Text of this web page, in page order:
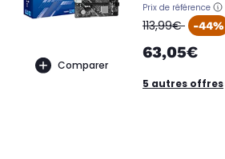
Comparer
Prix de référence
oldPrice
113,99€ -44%
63,05€
5 autres offres